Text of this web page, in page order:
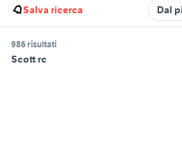
Salva ricerca Dal
986 risultati
Scott rc